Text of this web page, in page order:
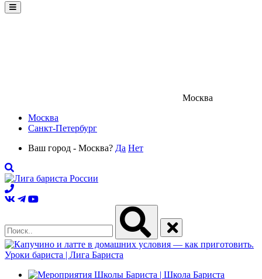
Menu
Москва
Москва
Санкт-Петербург
Ваш город - Москва? Да Нет